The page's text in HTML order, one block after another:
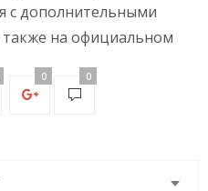
с дополнительными
на официальном
0 0